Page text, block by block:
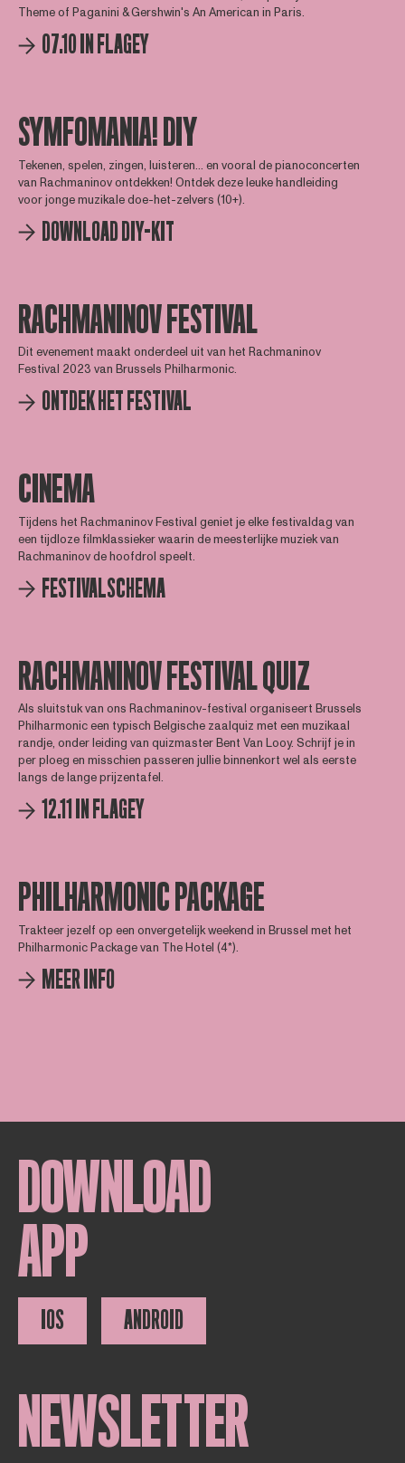
Theme of Paganini & Gershwin's An American in Paris.
07.10 IN FLAGEY
SYMFOMANIA! DIY
Tekenen, spelen, zingen, luisteren... en vooral de pianoconcerten
van Rachmaninov ontdekken! Ontdek deze leuke handleiding
voor jonge muzikale doe-het-zelvers (10+).
DOWNLOAD DIY-KIT
RACHMANINOV FESTIVAL
Dit evenement maakt onderdeel uit van het Rachmaninov
Festival 2023 van Brussels Philharmonic.
ONTDEK HET FESTIVAL
CINEMA
Tijdens het Rachmaninov Festival geniet je elke festivaldag van
een tijdloze filmklassieker waarin de meesterlijke muziek van
Rachmaninov de hoofdrol speelt.
FESTIVALSCHEMA
RACHMANINOV FESTIVAL QUIZ
Als sluitstuk van ons Rachmaninov-festival organiseert Brussels
Philharmonic een typisch Belgische zaalquiz met een muzikaal
randje, onder leiding van quizmaster Bent Van Looy. Schrijf je in
per ploeg en misschien passeren jullie binnenkort wel als eerste
langs de lange prijzentafel.
12.11 IN FLAGEY
PHILHARMONIC PACKAGE
Trakteer jezelf op een onvergetelijk weekend in Brussel met het
Philharmonic Package van The Hotel (4*).
MEER INFO
DOWNLOAD
APP
IOS ANDROID
NEWSLETTER